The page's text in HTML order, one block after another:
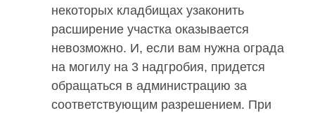
некоторых кладбищах узаконить
расширение участка оказывается
невозможно. И, если вам нужна ограда
на могилу на 3 надгробия, придется
обращаться в администрацию за
соответствующим разрешением. При